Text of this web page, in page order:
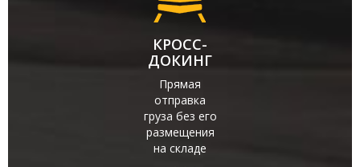
КРОСС-
ДОКИНГ
Прямая
отправка
груза без его
размещения
на складе